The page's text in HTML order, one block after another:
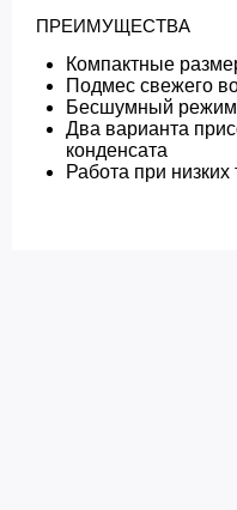
ПРЕИМУЩЕСТВА
Компактные
Подмес свежего
Бесшумный режим
Два варианта
конденсата
Работа при